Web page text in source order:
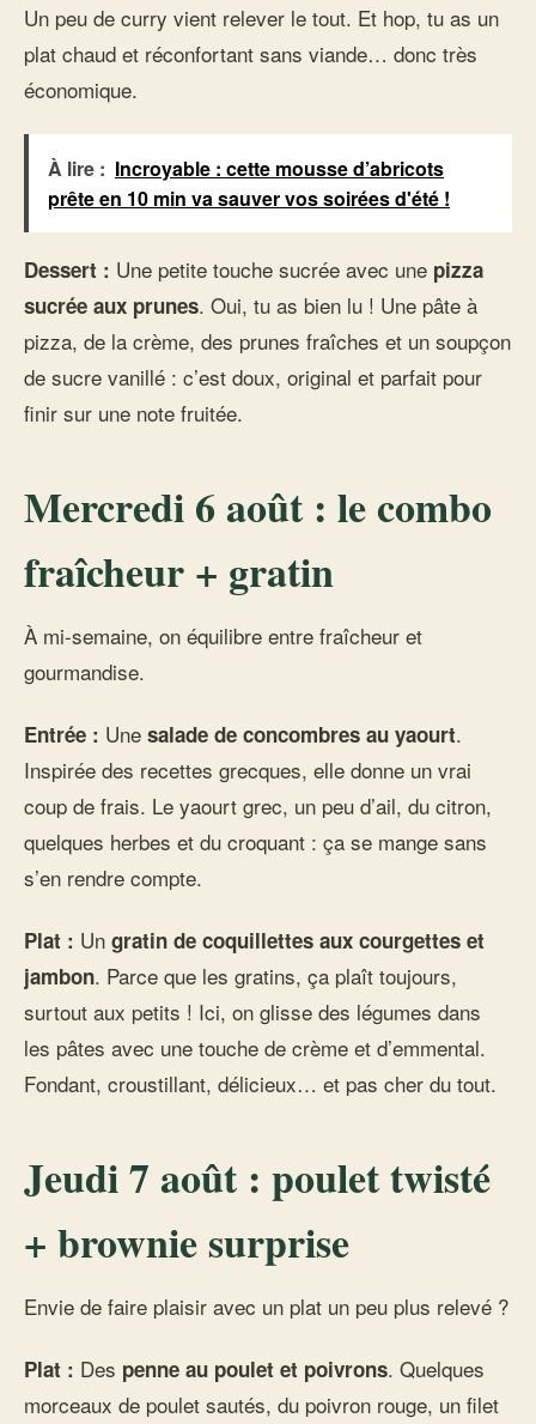
Un peu de curry vient relever le tout. Et hop, tu as un
plat chaud et réconfortant sans viande… donc très
économique.
À lire : Incroyable : cette mousse d’abricots
prête en 10 min va sauver vos soirées d'été !
Dessert : Une petite touche sucrée avec une pizza
sucrée aux prunes. Oui, tu as bien lu ! Une pâte à
pizza, de la crème, des prunes fraîches et un soupçon
de sucre vanillé : c’est doux, original et parfait pour
finir sur une note fruitée.
Mercredi 6 août : le combo
fraîcheur + gratin
À mi-semaine, on équilibre entre fraîcheur et
gourmandise.
Entrée : Une salade de concombres au yaourt.
Inspirée des recettes grecques, elle donne un vrai
coup de frais. Le yaourt grec, un peu d’ail, du citron,
quelques herbes et du croquant : ça se mange sans
s’en rendre compte.
Plat : Un gratin de coquillettes aux courgettes et
jambon. Parce que les gratins, ça plaît toujours,
surtout aux petits ! Ici, on glisse des légumes dans
les pâtes avec une touche de crème et d’emmental.
Fondant, croustillant, délicieux… et pas cher du tout.
Jeudi 7 août : poulet twisté
+ brownie surprise
Envie de faire plaisir avec un plat un peu plus relevé ?
Plat : Des penne au poulet et poivrons. Quelques
morceaux de poulet sautés, du poivron rouge, un filet